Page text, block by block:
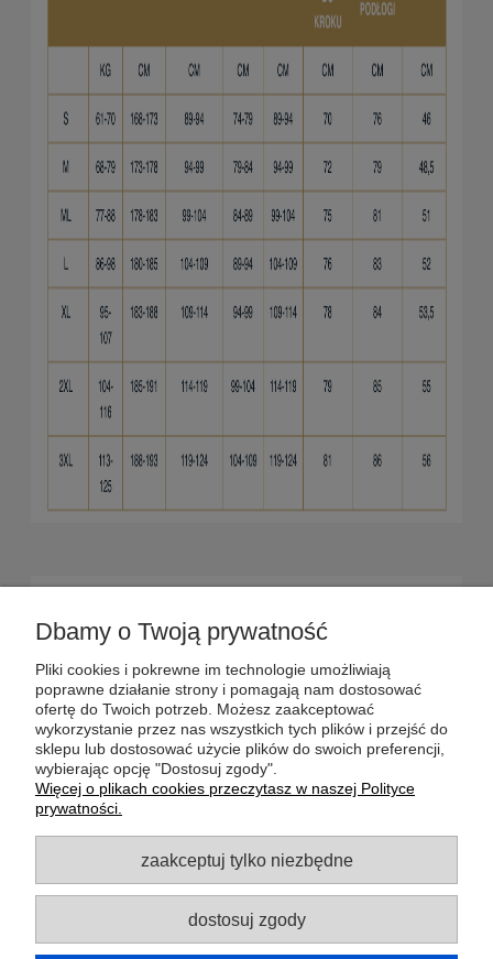
DOSTAWA
MOJE KONTO
GWARANCJA I ZWROTY
O FIRMIE
Potrzebujesz pomocy? Zapraszamy do
Dbamy o Twoją prywatność
Pliki cookies i pokrewne im technologie umożliwiają
poprawne działanie strony i pomagają nam dostosować
ofertę do Twoich potrzeb. Możesz zaakceptować
wykorzystanie przez nas wszystkich tych plików i przejść do
sklepu lub dostosować użycie plików do swoich preferencji,
wybierając opcję "Dostosuj zgody".
Więcej o plikach cookies przeczytasz w naszej Polityce
prywatności.
zaakceptuj tylko niezbędne
dostosuj zgody